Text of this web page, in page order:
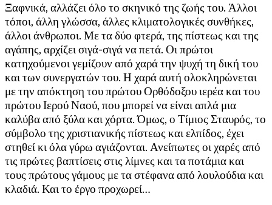
Ξαφνικά, αλλάζει όλο το σκηνικό της ζωής του. Άλλοι
τόποι, άλλη γλώσσα, άλλες κλιματολογικές συνθήκες,
άλλοι άνθρωποι. Με τα δύο φτερά, της πίστεως και της
αγάπης, αρχίζει σιγά-σιγά να πετά. Οι πρώτοι
κατηχούμενοι γεμίζουν από χαρά την ψυχή τη δική του
και των συνεργατών του. Η χαρά αυτή ολοκληρώνεται
με την απόκτηση του πρώτου Ορθόδοξου ιερέα και του
πρώτου Ιερού Ναού, που μπορεί να είναι απλά μια
καλύβα από ξύλα και χόρτα. Όμως, ο Τίμιος Σταυρός, το
σύμβολο της χριστιανικής πίστεως και ελπίδος, έχει
στηθεί κι όλα γύρω αγιάζονται. Ανείπωτες οι χαρές από
τις πρώτες βαπτίσεις στις λίμνες και τα ποτάμια και
τους πρώτους γάμους με τα στέφανα από λουλούδια και
κλαδιά. Και το έργο προχωρεί…